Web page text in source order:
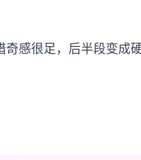
感很足，后半段变成